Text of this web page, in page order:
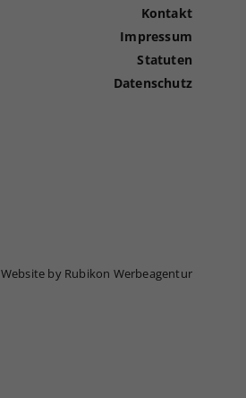
Kontakt
Impressum
Statuten
Datenschutz
Website by Rubikon Werbeagentur